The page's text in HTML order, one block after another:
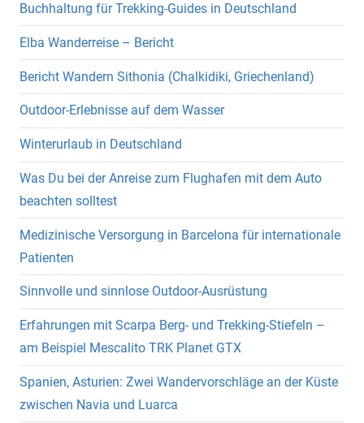
Buchhaltung für Trekking-Guides in Deutschland
Elba Wanderreise – Bericht
Bericht Wandern Sithonia (Chalkidiki, Griechenland)
Outdoor-Erlebnisse auf dem Wasser
Winterurlaub in Deutschland
Was Du bei der Anreise zum Flughafen mit dem Auto
beachten solltest
Medizinische Versorgung in Barcelona für internationale
Patienten
Sinnvolle und sinnlose Outdoor-Ausrüstung
Erfahrungen mit Scarpa Berg- und Trekking-Stiefeln –
am Beispiel Mescalito TRK Planet GTX
Spanien, Asturien: Zwei Wandervorschläge an der Küste
zwischen Navia und Luarca